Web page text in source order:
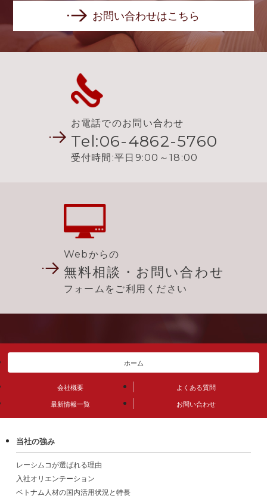
お問い合わせはこちら
お電話でのお問い合わせ
Tel:06-4862-5760
受付時間:平日9:00～18:00
Webからの
無料相談・お問い合わせ
フォームをご利用ください
ホーム
会社概要
よくある質問
最新情報一覧
お問い合わせ
当社の強み
レーシムコが選ばれる理由
入社オリエンテーション
ベトナム人材の国内活用状況と特長